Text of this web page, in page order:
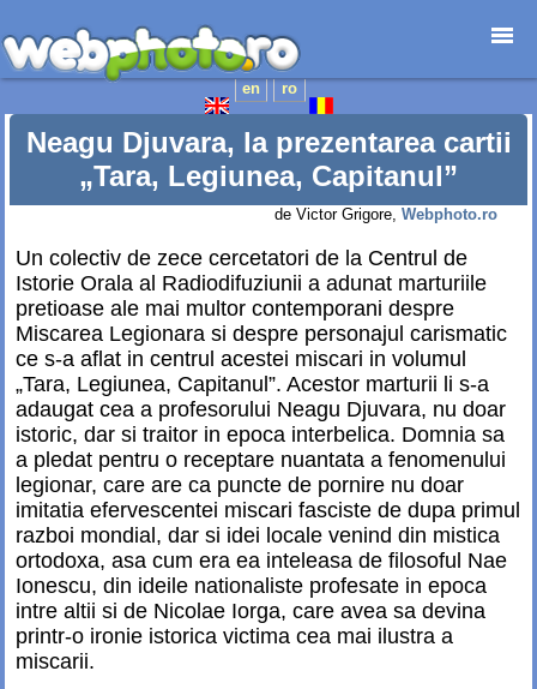
en ro
Prima pagină
Foto-destinații
Foto-reportaje
Web-design
Junior
Contact
Neagu Djuvara, la prezentarea cartii
„Tara, Legiunea, Capitanul”
de Victor Grigore, Webphoto.ro
Un colectiv de zece cercetatori de la Centrul de
Istorie Orala al Radiodifuziunii a adunat marturiile
pretioase ale mai multor contemporani despre
Miscarea Legionara si despre personajul carismatic
ce s-a aflat in centrul acestei miscari in volumul
„Tara, Legiunea, Capitanul”. Acestor marturii li s-a
adaugat cea a profesorului Neagu Djuvara, nu doar
istoric, dar si traitor in epoca interbelica. Domnia sa
a pledat pentru o receptare nuantata a fenomenului
legionar, care are ca puncte de pornire nu doar
imitatia efervescentei miscari fasciste de dupa primul
razboi mondial, dar si idei locale venind din mistica
ortodoxa, asa cum era ea inteleasa de filosoful Nae
Ionescu, din ideile nationaliste profesate in epoca
intre altii si de Nicolae Iorga, care avea sa devina
printr-o ironie istorica victima cea mai ilustra a
miscarii.